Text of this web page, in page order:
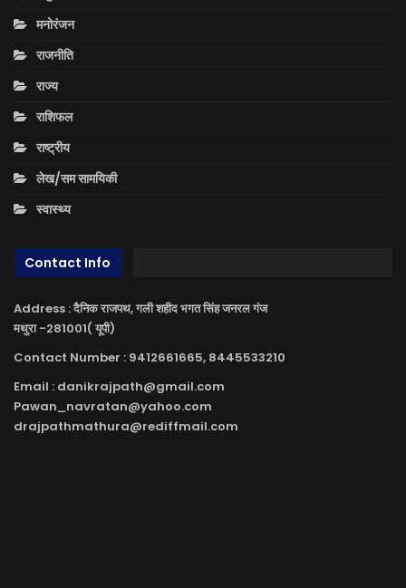
मनोरंजन
राजनीति
राज्य
राशिफल
राष्ट्रीय
लेख/सम सामयिकी
स्वास्थ्य
Contact Info
Address : दैनिक राजपथ, गली शहीद भगत सिंह जनरल गंज
मथुरा -281001( यूपी)
Contact Number : 9412661665, 8445533210
Email : danikrajpath@gmail.com
Pawan_navratan@yahoo.com
drajpathmathura@rediffmail.com